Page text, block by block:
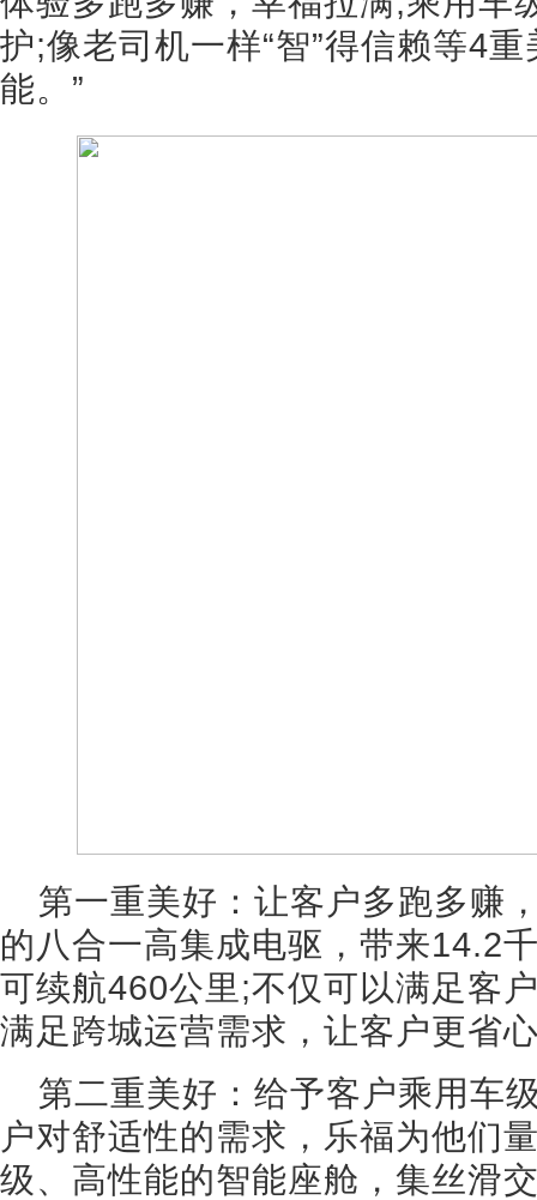
护;像老司机一样“智”得信赖等4
能。”
第一重美好：让客户多跑多赚
的八合一高集成电驱，带来14.2
可续航460公里;不仅可以满足客
满足跨城运营需求，让客户更省
第二重美好：给予客户乘用车
户对舒适性的需求，乐福为他们
级、高性能的智能座舱，集丝滑